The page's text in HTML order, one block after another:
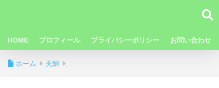
HOME プロフィール プライバシーポリシー お問い合わせ
ホーム 夫婦